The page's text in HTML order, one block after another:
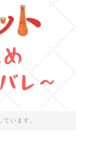
います。